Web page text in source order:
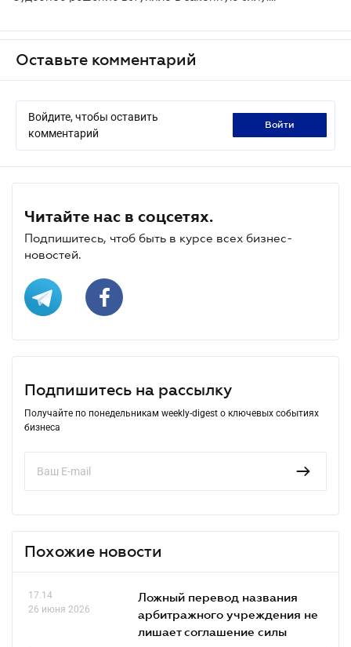
Оставьте комментарий
Войдите, чтобы оставить
комментарий
войти
Читайте нас в соцсетях.
Подпишитесь, чтоб быть в курсе всех бизнес-
новостей.
Подпишитесь на рассылку
Получайте по понедельникам weekly-digest о ключевых событиях
бизнеса
Похожие новости
17.14
26 июня 2026
Ложный перевод названия
арбитражного учреждения не
лишает соглашение силы